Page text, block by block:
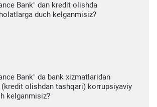
Bank" dan kredit olishda
duch kelganmisiz?
Bank" da bank xizmatlaridan
olishdan tashqari) korrupsiyaviy
kelganmisiz?